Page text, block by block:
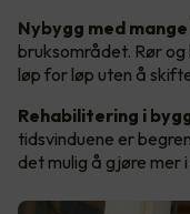
Nybygg med
bruksområdet. Rør
løp for løp uten å
Rehabilitering i
tidsvinduene er
det mulig å gjøre mer